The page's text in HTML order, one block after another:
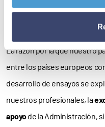
997 nuevos ensayosen
alcanzado en 2020.
La razón por la que nuestro
entre los países europeos
desarrollo de ensayos se
nuestros profesionales, la
apoyode la Administración,